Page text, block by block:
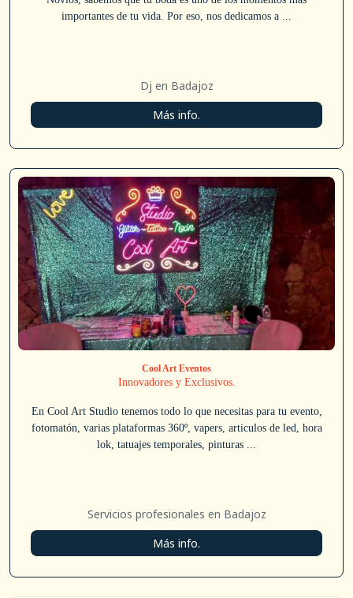
importantes de tu vida. Por eso, nos dedicamos a ...
Dj en Badajoz
Más info.
Cool Art Eventos
Innovadores y Exclusivos.
En Cool Art Studio tenemos todo lo que necesitas para tu evento,
fotomatón, varias plataformas 360º, vapers, articulos de led, hora
lok, tatuajes temporales, pinturas ...
Servicios profesionales en Badajoz
Más info.